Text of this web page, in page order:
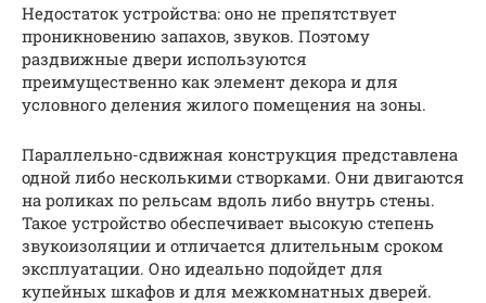
Недостаток устройства: оно не препятствует
проникновению запахов, звуков. Поэтому
раздвижные двери используются
преимущественно как элемент декора и для
условного деления жилого помещения на зоны.
Параллельно-сдвижная конструкция представлена
одной либо несколькими створками. Они двигаются
на роликах по рельсам вдоль либо внутрь стены.
Такое устройство обеспечивает высокую степень
звукоизоляции и отличается длительным сроком
эксплуатации. Оно идеально подойдет для
купейных шкафов и для межкомнатных дверей.